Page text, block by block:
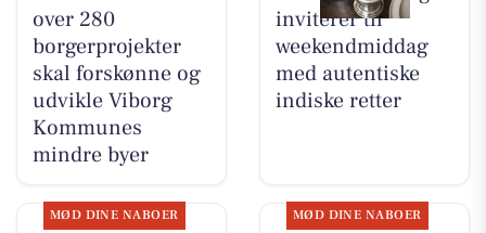
over 280
borgerprojekter
skal forskønne og
udvikle Viborg
Kommunes
mindre byer
inviterer til
weekendmiddag
med autentiske
indiske retter
MØD DINE NABOER MØD DINE NABOER